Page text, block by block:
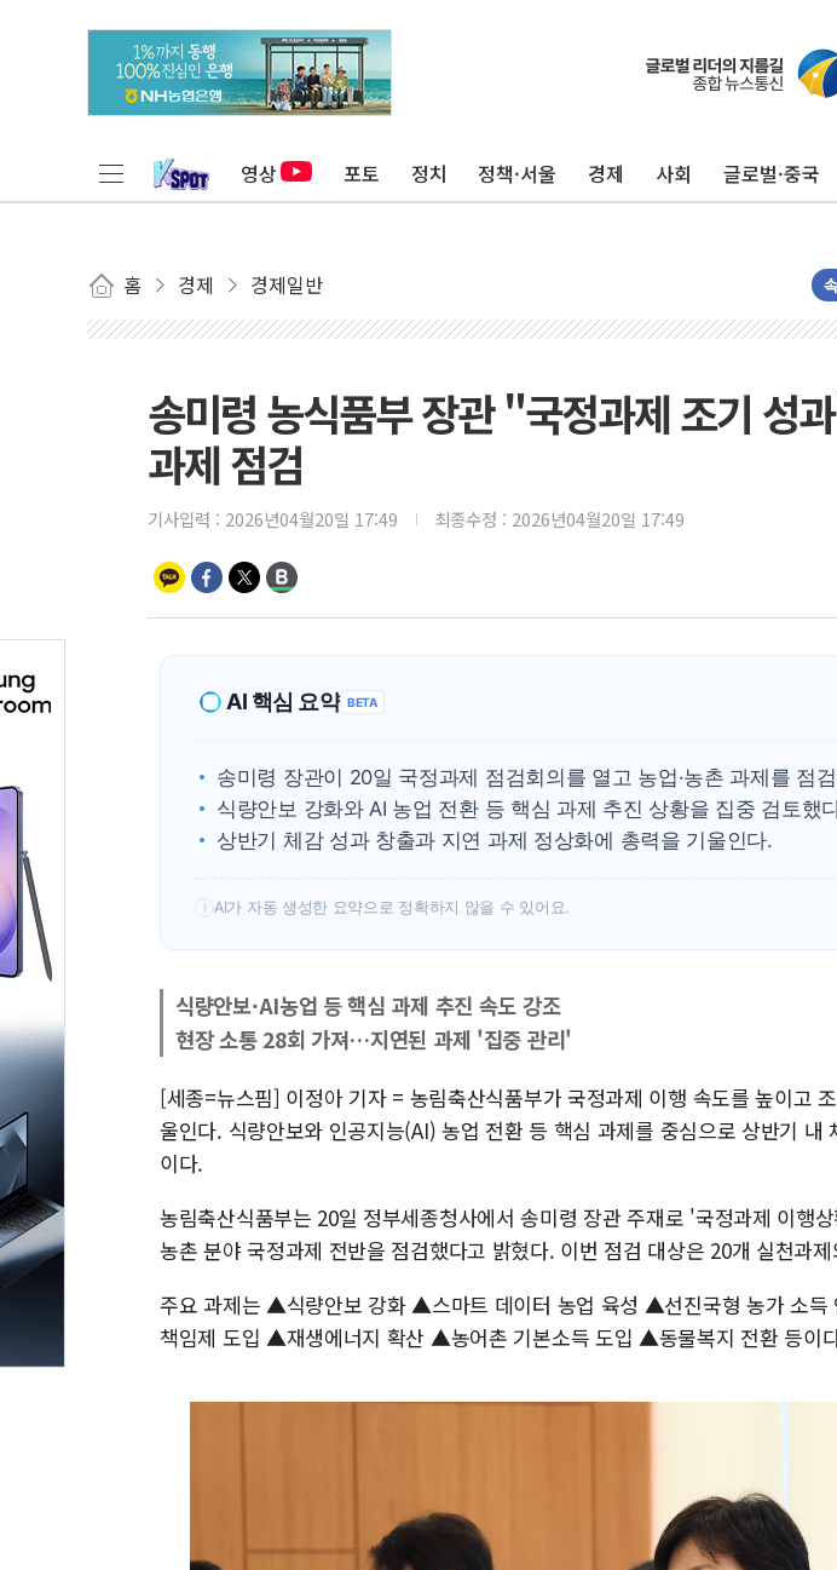
영상 포토 정치 정책·서울 경제 사회 글로벌·중국
홈 경제 경제일반
송미령 농식품부 장관 "국정과제 조기
과제 점검
기사입력 : 2026년04월20일 17:49 최종수정 : 2026년04월20일 17:49
AI 핵심 요약 BETA
송미령 장관이 20일 국정과제 점검회의를 열고 농업·농촌 과제를 점
식량안보 강화와 AI 농업 전환 등 핵심 과제 추진 상황을 집중 검토했
상반기 체감 성과 창출과 지연 과제 정상화에 총력을 기울인다.
! AI가 자동 생성한 요약으로 정확하지 않을 수 있어요.
식량안보·AI농업 등 핵심 과제 추진 속도 강조
현장 소통 28회 가져…지연된 과제 '집중 관리'
[세종=뉴스핌] 이정아 기자 = 농림축산식품부가 국정과제 이행 속도를 높이고
울인다. 식량안보와 인공지능(AI) 농업 전환 등 핵심 과제를 중심으로 상반기 내
이다.
농림축산식품부는 20일 정부세종청사에서 송미령 장관 주재로 '국정과제 이행
농촌 분야 국정과제 전반을 점검했다고 밝혔다. 이번 점검 대상은 20개 실천과
주요 과제는 ▲식량안보 강화 ▲스마트 데이터 농업 육성 ▲선진국형 농가 소
책임제 도입 ▲재생에너지 확산 ▲농어촌 기본소득 도입 ▲동물복지 전환 등이